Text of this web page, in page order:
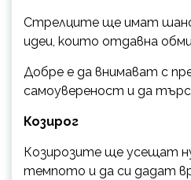
Стрелците ще имат
идеи, които отдавна
Добре е да внимават с
самоувереност и да
Козирог
Козирозите ще усещат
темпото и да си дадат